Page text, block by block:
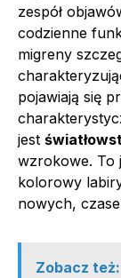
zespół
codzienne
migreny
pojawiają się
jest
wzrokowe. To
kolorowy
nowych,
Zobacz też: